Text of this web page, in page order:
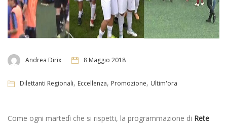
Andrea Dirix 8 Maggio 2018
Dilettanti Regionali, Eccellenza, Promozione, Ultim'ora
Come ogni martedì che si rispetti, la programmazione di Rete